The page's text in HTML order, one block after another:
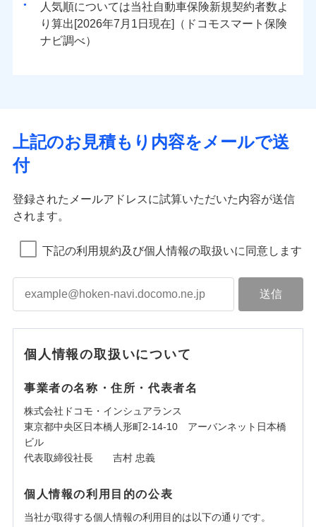
人気順については当社
新規契約者数よ
り算出[
年 月
日現在]（ドコモスマート保険
ナビ調べ）
上記のお見積もり内容をメールで送
付
登録されたメールアドレスに試算いただいた内容が送信
されます。
下記の利用規約及び個人情報の取扱いに同意します
個人情報の取扱いについて
事業者の名称・住所・代表者名
株式会社ドコモ・インシュアランス
東京都中央区日本橋人形町2-14-10 アーバンネット日本橋
ビル
代表取締役社長 吉村 忠義
個人情報の利用目的の公表
当社が取得する個人情報の利用目的は以下の通りです。